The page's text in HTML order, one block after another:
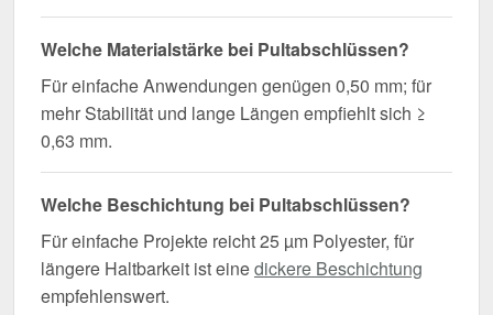
Welche Materialstärke bei Pultabschlüssen?
Für einfache Anwendungen genügen 0,50 mm; für
mehr Stabilität und lange Längen empfiehlt sich ≥
0,63 mm.
Welche Beschichtung bei Pultabschlüssen?
Für einfache Projekte reicht 25 µm Polyester, für
längere Haltbarkeit ist einedickere Beschichtung
empfehlenswert.